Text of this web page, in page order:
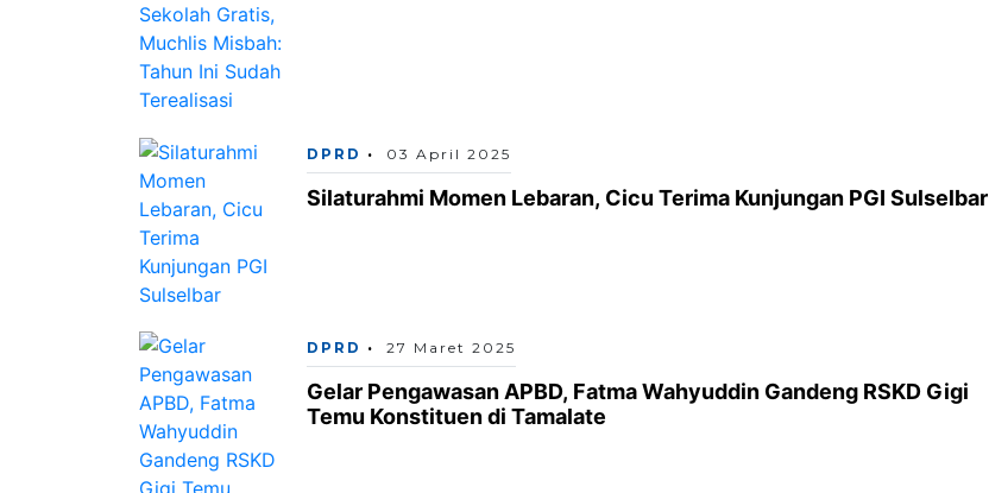
DPRD 03 April 2025
Silaturahmi Momen Lebaran, Cicu Terima Kunjungan PGI Sulselbar
DPRD 27 Maret 2025
Gelar Pengawasan APBD, Fatma Wahyuddin Gandeng RSKD Gigi
Temu Konstituen di Tamalate